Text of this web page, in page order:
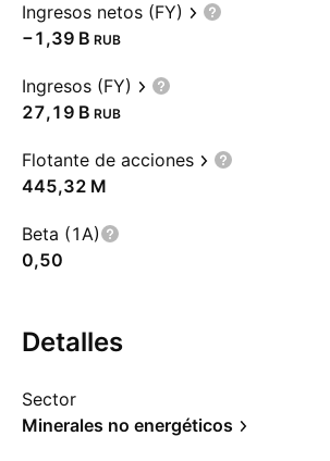
Ingresos netos (FY)
‪−1,39 B‬ RUB
Ingresos (FY)
‪27,19 B‬ RUB
Flotante de acciones
‪445,32 M‬
Beta (1A)
0,50
Detalles
Sector
Minerales no energéticos